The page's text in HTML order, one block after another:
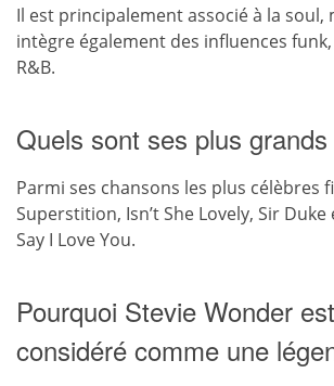
Il est principalement associé à la
intègre également des influences
R&B.
Quels sont ses plus
Parmi ses chansons les plus célèbres
Superstition, Isn’t She Lovely, Sir Duke
Say I Love You.
Pourquoi Stevie Wonder
considéré comme une